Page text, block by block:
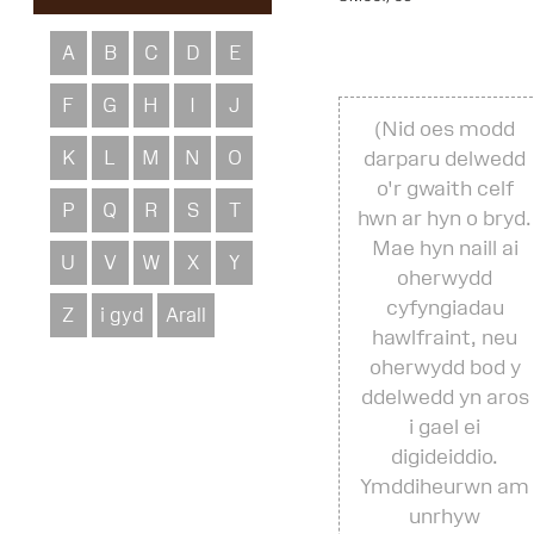
(Nid oes modd
darparu delwedd
o'r gwaith celf
hwn ar hyn o bryd.
Mae hyn naill ai
oherwydd
cyfyngiadau
hawlfraint, neu
oherwydd bod y
ddelwedd yn aros
i gael ei
digideiddio.
Ymddiheurwn am
unrhyw
A B C D E
F G H I J
K L M N O
P Q R S T
U V W X Y
Z i gyd Arall